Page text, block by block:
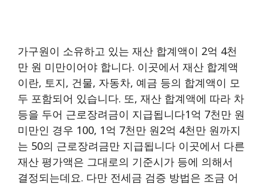
가구원이 소유하고 있는 재산 합계액이 2억 4천
만 원 미만이어야 합니다. 이곳에서 재산 합계액
이란, 토지, 건물, 자동차, 예금 등의 합계액이 모
두 포함되어 있습니다. 또, 재산 합계액에 따라 차
등을 두어 근로장려금이 지급됩니다1억 7천만 원
미만인 경우 100, 1억 7천만 원2억 4천만 원까지
는 50의 근로장려금만 지급됩니다 이곳에서 다른
재산 평가액은 그대로의 기준시가 등에 의해서
결정되는데요. 다만 전세금 검증 방법은 조금 어